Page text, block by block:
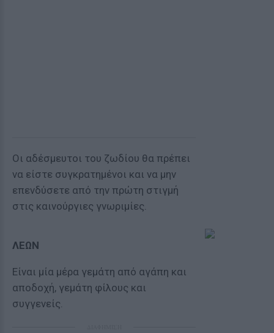
Οι αδέσμευτοι του ζωδίου θα πρέπει
να είστε συγκρατημένοι και να μην
επενδύσετε από την πρώτη στιγμή
στις καινούργιες γνωριμίες.
ΛΕΩΝ
Είναι μία μέρα γεμάτη από αγάπη και
αποδοχή, γεμάτη φίλους και
συγγενείς.